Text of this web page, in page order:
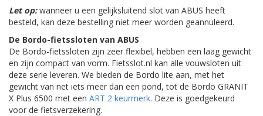
Let op:wanneer u een gelijksluitend slot van ABUS heeft
besteld, kan deze bestelling niet meer worden geannuleerd.
De Bordo-fietssloten van ABUS
De Bordo-fietssloten zijn zeer flexibel, hebben een laag gewicht
en zijn compact van vorm. Fietsslot.nl kan alle vouwsloten uit
deze serie leveren. We bieden de Bordo lite aan, met het
gewicht van net iets meer dan een pond, tot de Bordo GRANIT
X Plus 6500 met een ART 2 keurmerk. Deze is goedgekeurd
voor de fietsverzekering.